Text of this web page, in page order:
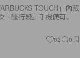
TOUCH」內藏
隨行殼」手機便可。
62 0